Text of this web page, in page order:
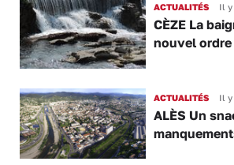
ACTUALITÉS Il y
CÈZE La
nouvel ordre
ACTUALITÉS Il y
ALÈS Un